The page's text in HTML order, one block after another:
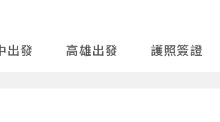
出發 高雄出發 護照簽證